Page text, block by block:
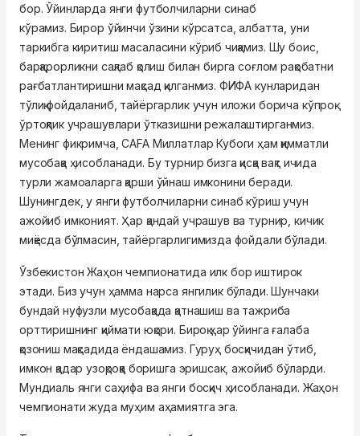
бор. Ўйинларда янги футболчиларни синаб
кўрамиз. Бирор ўйинчи ўзини кўрсатса, албатта, уни
таркибга киритиш масаласини кўриб чиқамиз. Шу боис,
барқарорликни сақлаб қолиш билан бирга соғлом рақобатни
рағбатлантиришни мақсад қилганмиз. ФИФА кунларидан
тўлиқ фойдаланиб, тайёргарлик учун иложи борича кўпроқ
ўртоқлик учрашувлари ўтказишни режалаштирганмиз.
Менинг фикримча, CAFA Миллатлар Кубоги ҳам қимматли
мусобақа ҳисобланади. Бу турнир бизга қисқа вақт ичида
турли жамоаларга қарши ўйнаш имконини беради.
Шунингдек, у янги футболчиларни синаб кўриш учун
ажойиб имконият. Ҳар қандай учрашув ва турнир, кичик
миқёсда бўлмасин, тайёргарлигимизда фойдали бўлади.
Ўзбекистон Жаҳон чемпионатида илк бор иштирок
этади. Биз учун ҳамма нарса янгилик бўлади. Шунчаки
бундай нуфузли мусобақада қатнашиш ва тажриба
орттиришнинг қиймати юқори. Бироқ ҳар ўйинга ғалаба
қозониш мақсадида ёндашамиз. Гуруҳ босқичидан ўтиб,
имкон қадар узоқроққа боришга эришсак, ажойиб бўларди.
Мундиаль янги саҳифа ва янги босқич ҳисобланади. Жаҳон
чемпионати жуда муҳим аҳамиятга эга.